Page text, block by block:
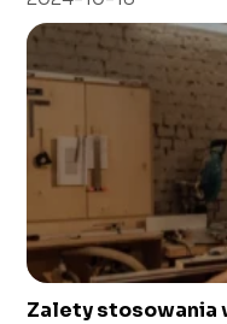
Zalety stosowania